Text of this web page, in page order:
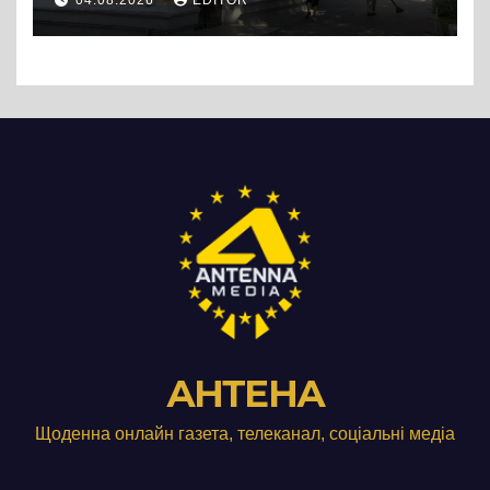
АНТЕНА
Щоденна онлайн газета, телеканал, соціальні медіа